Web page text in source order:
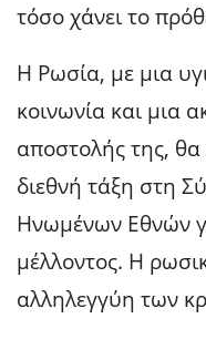
τόσο χάνει το
Η Ρωσία, με μια
κοινωνία και μια
αποστολής της, θα
διεθνή τάξη στη
Ηνωμένων Εθνών
μέλλοντος. Η
αλληλεγγύη των